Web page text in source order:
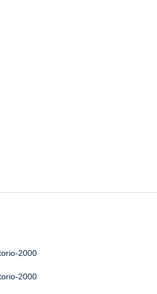
2000
2000